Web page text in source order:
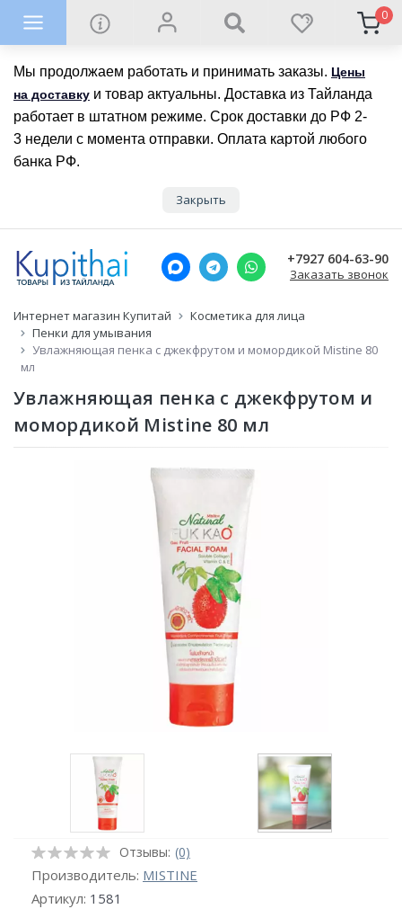
Мы продолжаем работать и принимать заказы. Цены
на доставку и товар актуальны. Доставка из Тайланда
работает в штатном режиме. Срок доставки до РФ 2-
3 недели с момента отправки. Оплата картой любого
банка РФ.
Закрыть
0
+7927 604-63-90
Заказать звонок
Интернет магазин Купитай
Косметика для лица
Пенки для умывания
Увлажняющая пенка с джекфрутом и момордикой Mistine 80
мл
Увлажняющая пенка с джекфрутом и
момордикой Mistine 80 мл
Отзывы: (0)
Производитель: MISTINE
Артикул: 1581